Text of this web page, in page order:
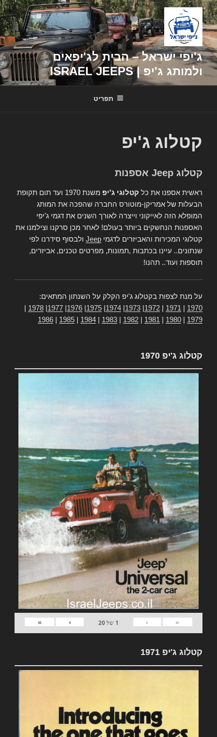
דילוג
לתוכן
ג'יפי ישראל – הבית לג'יפאים
ולמותג ג'יפ | ISRAEL JEEPS
תפריט
קטלוג ג'יפ
קטלוג Jeep אספנות
ראשית אספנו את כל קטלוגי ג'יפ
משנת 1970 ועד תום תקופת
הבעלות של אמריקן-מוטורס החברה שהפכה את המותג
המופלא הזה לאייקוני וייצרה לאורך השנים את דגמי ג'יפי
האספנות הנחשקים ביותר בעולם! לאחר מכן סרקנו וצילמנו את
קטלוגי המכירות והאביזרים לדגמי Jeep ולבסוף סידרנו לפי
שנתונים.. עיינו בכתבות ,תמונות, מפרטים טכנים, אביזרים,
תוספות ועוד.. תהנו!
על מנת לצפות בקטלוג ג'יפ הקלק על השנתון המתאים:
1970
1971
1972
1973
1974
1975
1976
1977
1978
1979
1980
1981
1982
1983
1984
1985
1986
קטלוג ג'יפ 1970
«
‹
1 של20
›
»
קטלוג ג'יפ 1971